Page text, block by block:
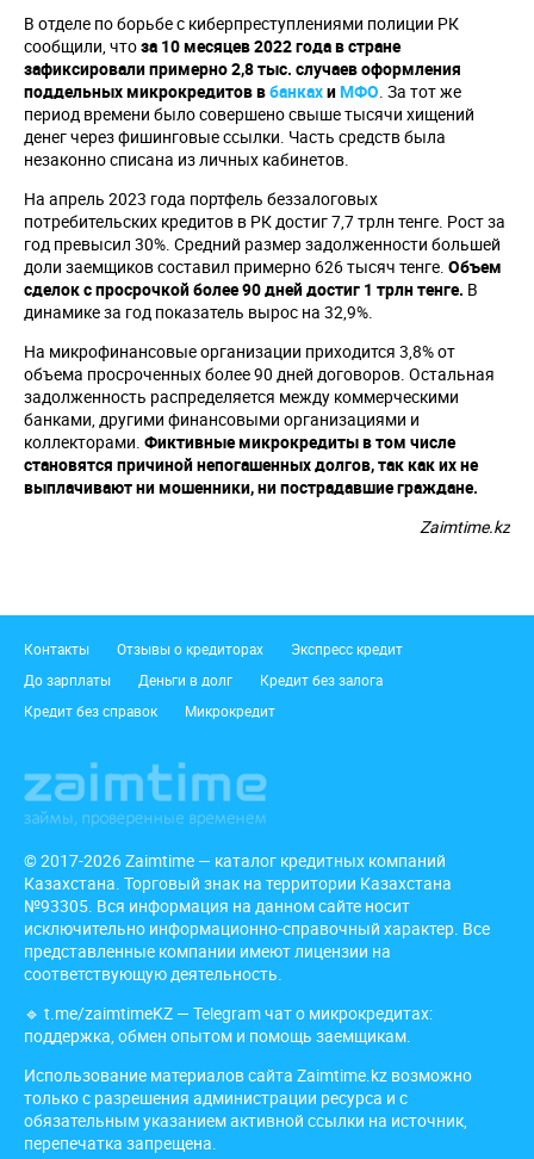
В отделе по борьбе с киберпреступлениями полиции РК
сообщили, чтоза 10 месяцев 2022 года в стране
зафиксировали примерно 2,8 тыс. случаев оформления
поддельных микрокредитов вбанкахиМФО. За тот же
период времени было совершено свыше тысячи хищений
денег через фишинговые ссылки. Часть средств была
незаконно списана из личных кабинетов.
На апрель 2023 года портфель беззалоговых
потребительских кредитов в РК достиг 7,7 трлн тенге. Рост за
год превысил 30%. Средний размер задолженности большей
доли заемщиков составил примерно 626 тысяч тенге. Объем
сделок с просрочкой более 90 дней достиг 1 трлн тенге. В
динамике за год показатель вырос на 32,9%.
На микрофинансовые организации приходится 3,8% от
объема просроченных более 90 дней договоров. Остальная
задолженность распределяется между коммерческими
банками, другими финансовыми организациями и
коллекторами. Фиктивные микрокредиты в том числе
становятся причиной непогашенных долгов, так как их не
выплачивают ни мошенники, ни пострадавшие граждане.
Zaimtime.kz
Подвал
Контакты Отзывы о кредиторах
Экспресс кредит
До зарплаты
Деньги в долг
Кредит без залога
Кредит без справок
Микрокредит
© 2017-2026 Zaimtime — каталог кредитных компаний
Казахстана. Торговый знак на территории Казахстана
№93305. Вся информация на данном сайте носит
исключительно информационно-справочный характер. Все
представленные компании имеют лицензии на
соответствующую деятельность.
🔹 t.me/zaimtimeKZ — Telegram чат о микрокредитах:
поддержка, обмен опытом и помощь заемщикам.
Использование материалов сайта Zaimtime.kz возможно
только с разрешения администрации ресурса и с
обязательным указанием активной ссылки на источник,
перепечатка запрещена.